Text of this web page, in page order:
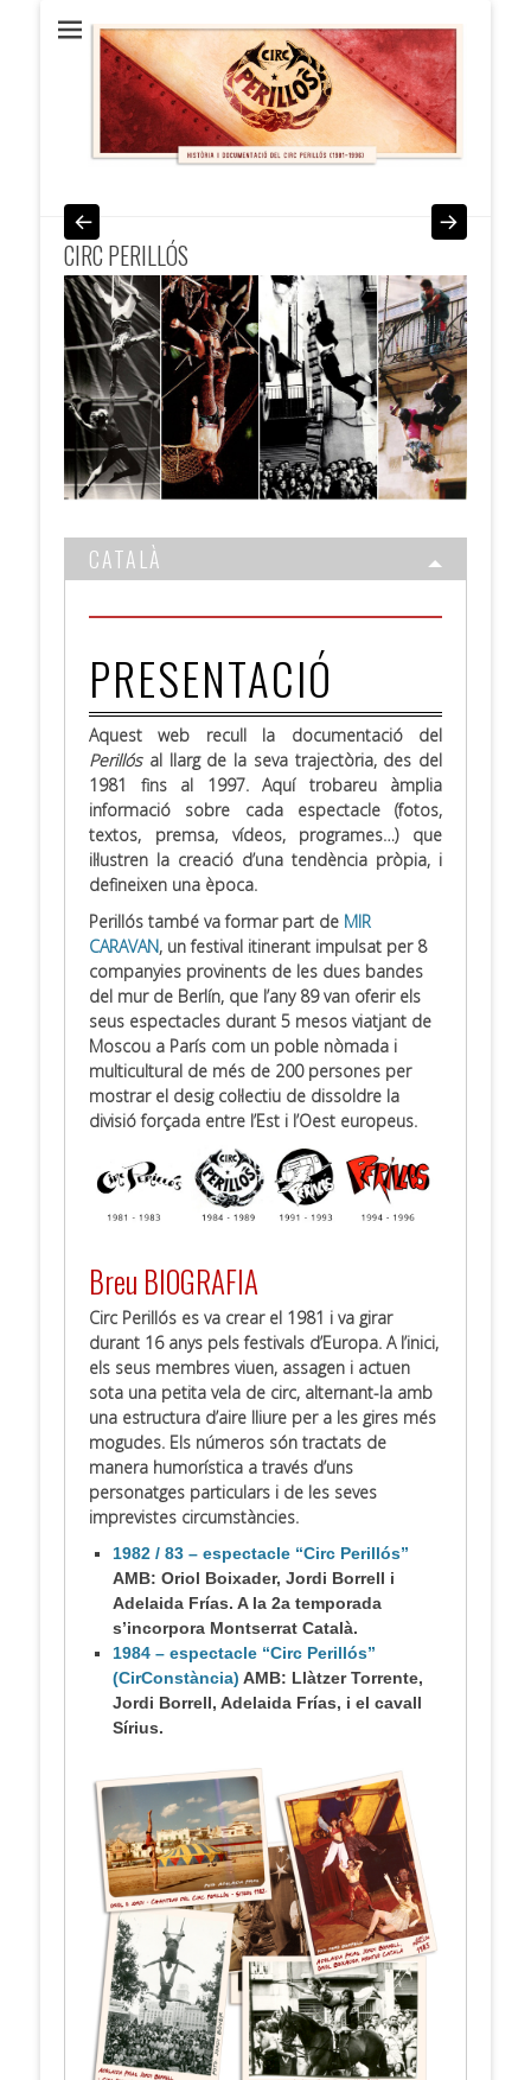
Circ Perillós
HISTÒRIA i DOCUMENTACIÓ (1981 / 1996)
CIRC PERILLÓS
CATALÀ
PRESENTACIÓ
Aquest web recull la documentació del
Perillós al llarg de la seva trajectòria, des del
1981 fins al 1997. Aquí trobareu àmplia
informació sobre cada espectacle (fotos,
textos, premsa, vídeos, programes…) que
il·lustren la creació d’una tendència pròpia, i
defineixen una època.
Perillós també va formar part de MIR
CARAVAN, un festival itinerant impulsat per 8
companyies provinents de les dues bandes
del mur de Berlín, que l’any 89 van oferir els
seus espectacles durant 5 mesos viatjant de
Moscou a París com un poble nòmada i
multicultural de més de 200 persones per
mostrar el desig col·lectiu de dissoldre la
divisió forçada entre l’Est i l’Oest europeus.
Breu BIOGRAFIA
Circ Perillós es va crear el 1981 i va girar
durant 16 anys pels festivals d’Europa. A l’inici,
els seus membres viuen, assagen i actuen
sota una petita vela de circ, alternant-la amb
una estructura d’aire lliure per a les gires més
mogudes. Els números són tractats de
manera humorística a través d’uns
personatges particulars i de les seves
imprevistes circumstàncies.
1982 / 83 – espectacle “Circ Perillós”
AMB: Oriol Boixader, Jordi Borrell i
Adelaida Frías. A la 2a temporada
s’incorpora Montserrat Català.
1984 – espectacle “Circ Perillós”
(CirConstància) AMB: Llàtzer Torrente,
Jordi Borrell, Adelaida Frías, i el cavall
Sírius.